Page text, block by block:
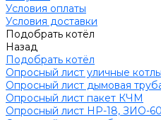
Условия оплаты
Условия доставки
Подобрать котёл
Назад
Подобрать котёл
Опросный лист уличные котлы
Опросный лист дымовая
Опросный лист пакет КЧМ
Опросный лист НР-18, ЗИО-